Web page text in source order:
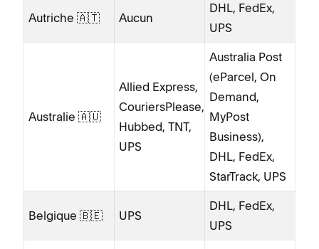
Autriche 🇦🇹 Aucun
DHL, FedEx,
UPS
Australie 🇦🇺
Allied Express,
CouriersPlease,
Hubbed, TNT,
UPS
Australia Post
(eParcel, On
Demand,
MyPost
Business),
DHL, FedEx,
StarTrack, UPS
Belgique 🇧🇪 UPS
DHL, FedEx,
UPS